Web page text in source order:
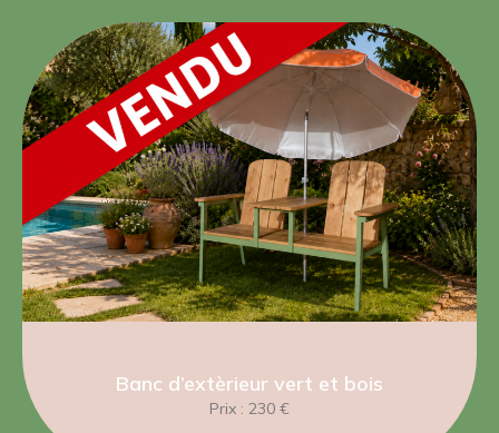
Banc d’extèrieur vert et bois
Prix : 230 €